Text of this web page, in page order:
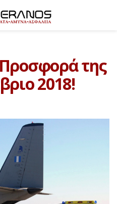
της
2018!